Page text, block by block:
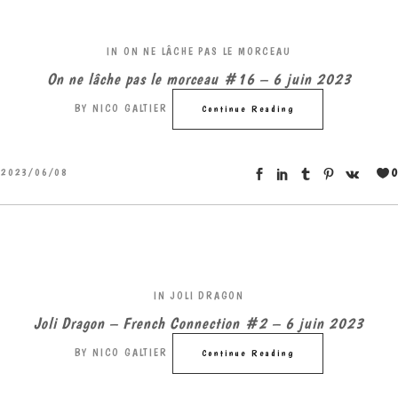
IN ON NE LÂCHE PAS LE MORCEAU
On ne lâche pas le morceau #16 – 6 juin 2023
BY NICO GALTIER Continue Reading
2023/06/08 0
IN JOLI DRAGON
Joli Dragon – French Connection #2 – 6 juin 2023
BY NICO GALTIER Continue Reading